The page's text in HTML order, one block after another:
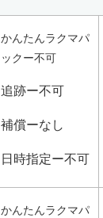
かんたんラクマパ
ックー不可
追跡ー不可
補償ーなし
日時指定ー不可
かんたんラクマパ